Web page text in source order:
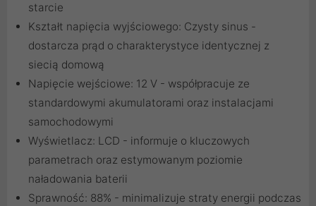
starcie
Kształt napięcia wyjściowego: Czysty sinus -
dostarcza prąd o charakterystyce identycznej z
siecią domową
Napięcie wejściowe: 12 V - współpracuje ze
standardowymi akumulatorami oraz instalacjami
samochodowymi
Wyświetlacz: LCD - informuje o kluczowych
parametrach oraz estymowanym poziomie
naładowania baterii
Sprawność: 88% - minimalizuje straty energii podczas